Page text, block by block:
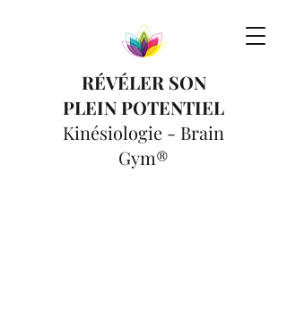
RÉVÉLER SON
PLEIN POTENTIEL
Kinésiologie - Brain
Gym®